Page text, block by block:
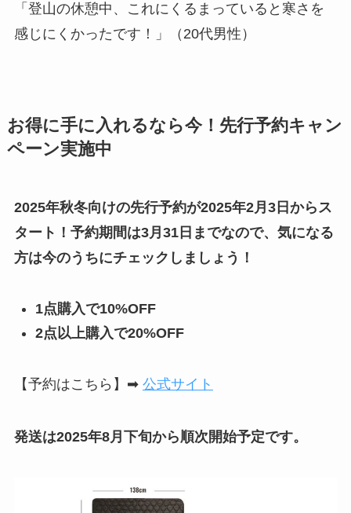
「登山の休憩中、これにくるまっていると寒さを
感じにくかったです！」（20代男性）
お得に手に入れるなら今！先行予約キャン
ペーン実施中
2025年秋冬向けの先行予約が2025年2月3日からス
タート！予約期間は3月31日までなので、気になる
方は今のうちにチェックしましょう！
1点購入で10%OFF
2点以上購入で20%OFF
【予約はこちら】➡ 公式サイト
発送は2025年8月下旬から順次開始予定です。